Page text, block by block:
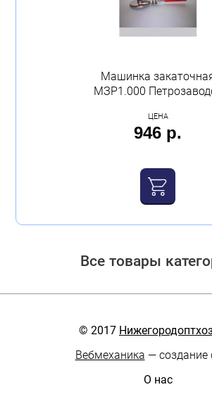
Машинка
МЗР1.000
ЦЕНА
946 р.
Все товары
© 2017
Вебмеханика — создание
О нас